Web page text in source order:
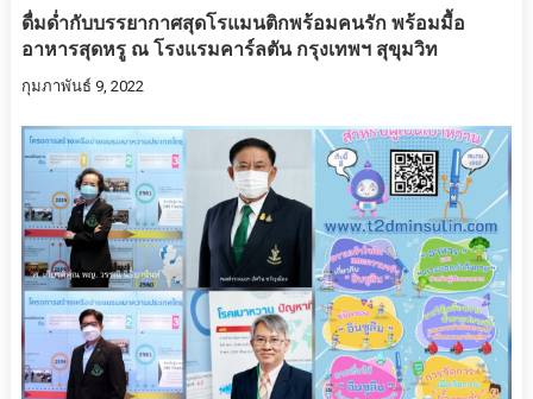
ดื่มด่ำกับบรรยากาศสุดโรแมนติกพร้อมคนรัก พร้อมมื้อ
อาหารสุดหรู ณ โรงแรมคาร์ลตัน กรุงเทพฯ สุขุมวิท
กุมภาพันธ์ 9, 2022